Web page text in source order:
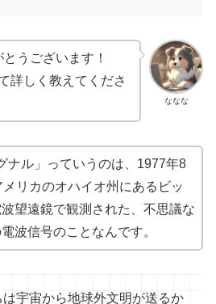
ななな
うございます！
詳しく教えてくださ
ナル」っていうのは、1977年8
メリカのオハイオ州にあるビッ
望遠鏡で観測された、不思議な
波信号のことなんです。
宇宙から地球外文明が送るか